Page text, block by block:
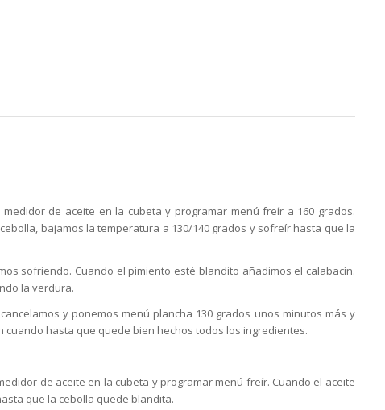
de aceite en la cubeta y programar menú freír a 160 grados.
bajamos la temperatura a 130/140 grados y sofreír hasta que la
sofriendo. Cuando el pimiento esté blandito añadimos el calabacín.
la verdura.
y ponemos menú plancha 130 grados unos minutos más y
cuando hasta que quede bien hechos todos los ingredientes.
de aceite en la cubeta y programar menú freír. Cuando el aceite
que la cebolla quede blandita.